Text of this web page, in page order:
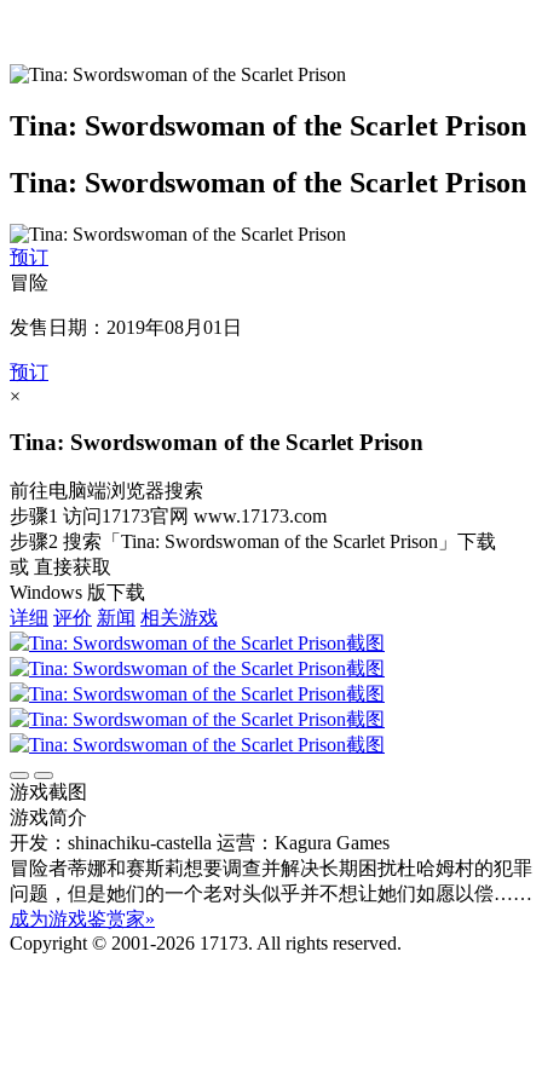
Tina: Swordswoman of the Scarlet Prison
Tina: Swordswoman of the Scarlet Prison
预订
冒险
发售日期：2019年08月01日
预订
×
Tina: Swordswoman of the Scarlet Prison
前往电脑端浏览器搜索
步骤1 访问17173官网 www.17173.com
步骤2 搜索 「Tina: Swordswoman of the Scarlet Prison」 下载
或 直接获取
Windows 版下载
详细 评价 新闻 相关游戏
游戏截图
游戏简介
开发：shinachiku-castella 运营：Kagura Games
冒险者蒂娜和赛斯莉想要调查并解决长期困扰杜哈姆村的犯罪
问题，但是她们的一个老对头似乎并不想让她们如愿以偿……
成为游戏鉴赏家»
Copyright © 2001-2026 17173. All rights reserved.